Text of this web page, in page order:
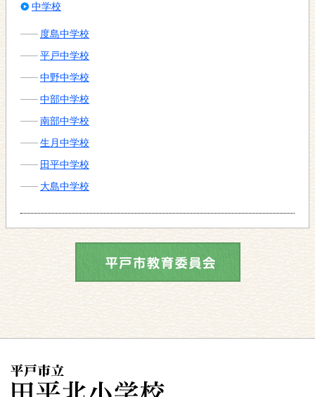
中学校
度島中学校
平戸中学校
中野中学校
中部中学校
南部中学校
生月中学校
田平中学校
大島中学校